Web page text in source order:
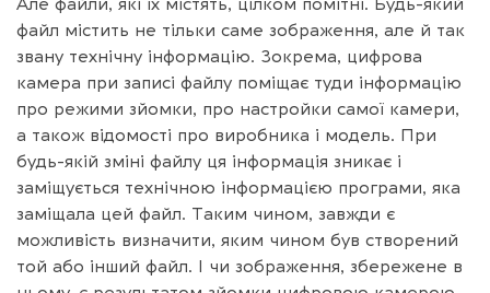
файл містить не тільки саме зображення, але й так
звану технічну інформацію. Зокрема, цифрова
камера при записі файлу поміщає туди інформацію
про режими зйомки, про настройки самої камери,
а також відомості про виробника і модель. При
будь-якій зміні файлу ця інформація зникає і
заміщується технічною інформацією програми, яка
заміщала цей файл. Таким чином, завжди є
можливість визначити, яким чином був створений
той або інший файл. І чи зображення, збережене в